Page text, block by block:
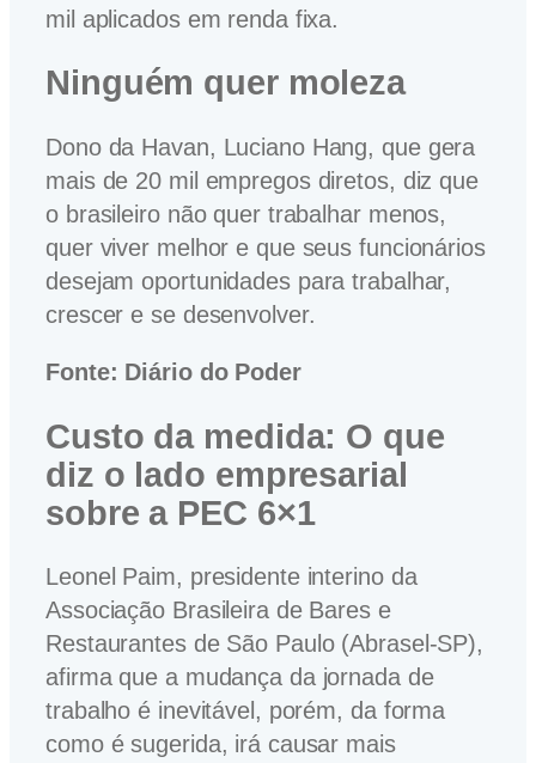
mil aplicados em renda fixa.
Ninguém quer moleza
Dono da Havan, Luciano Hang, que gera
mais de 20 mil empregos diretos, diz que
o brasileiro não quer trabalhar menos,
quer viver melhor e que seus funcionários
desejam oportunidades para trabalhar,
crescer e se desenvolver.
Fonte: Diário do Poder
Custo da medida: O que
diz o lado empresarial
sobre a PEC 6×1
Leonel Paim, presidente interino da
Associação Brasileira de Bares e
Restaurantes de São Paulo (Abrasel-SP),
afirma que a mudança da jornada de
trabalho é inevitável, porém, da forma
como é sugerida, irá causar mais